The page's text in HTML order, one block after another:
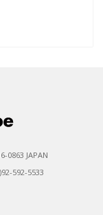
0863 JAPAN
592-5533